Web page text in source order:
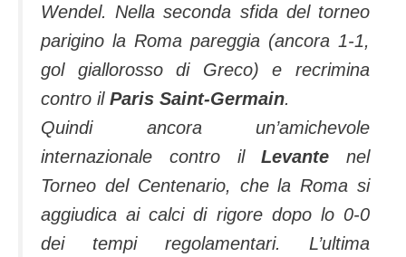
Wendel. Nella seconda sfida del torneo
parigino la Roma pareggia (ancora 1-1,
gol giallorosso di Greco) e recrimina
contro il Paris Saint-Germain.
Quindi ancora un’amichevole
internazionale contro ilLevante nel
Torneo del Centenario, che la Roma si
aggiudica ai calci di rigore dopo lo 0-0
dei tempi regolamentari. L’ultima